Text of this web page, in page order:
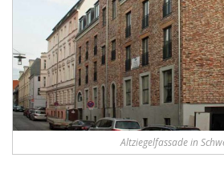
Altziegelfassade in